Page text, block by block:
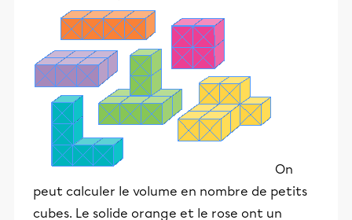
On
peut calculer le volume en nombre de petits
cubes. Le solide orange et le rose ont un